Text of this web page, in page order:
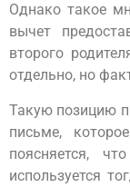
Однако такое
вычет
второго
отдельно, но
Такую позицию
письме,
поясняется,
используется